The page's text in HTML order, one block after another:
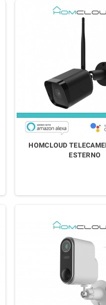
HOMCLOUD
ESTERNO